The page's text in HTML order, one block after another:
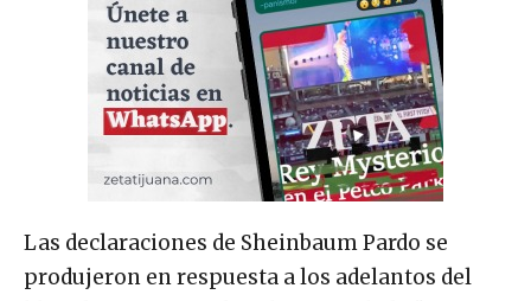
Las declaraciones de Sheinbaum Pardo se
produjeron en respuesta a los adelantos del